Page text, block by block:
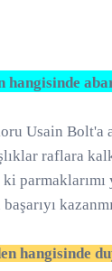
hangisinde
Usain Bolt'a
raflara
parmaklarımı
hangisinde